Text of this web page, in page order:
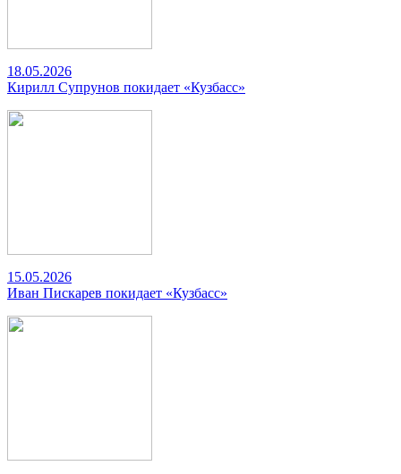
18.05.2026
Кирилл Супрунов покидает «Кузбасс»
15.05.2026
Иван Пискарев покидает «Кузбасс»